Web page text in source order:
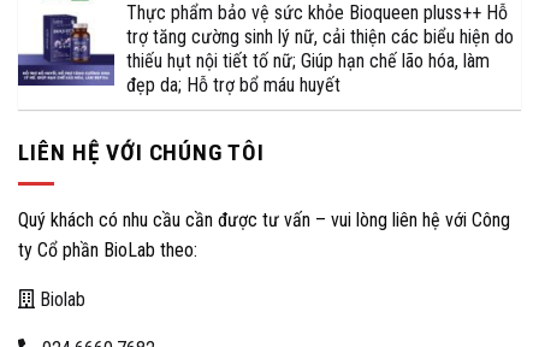
Thực phẩm bảo vệ sức khỏe Bioqueen pluss++ Hỗ
trợ tăng cường sinh lý nữ, cải thiện các biểu hiện do
thiếu hụt nội tiết tố nữ; Giúp hạn chế lão hóa, làm
đẹp da; Hỗ trợ bổ máu huyết
LIÊN HỆ VỚI CHÚNG TÔI
Quý khách có nhu cầu cần được tư vấn – vui lòng liên hệ với Công
ty Cổ phần BioLab theo:
Biolab